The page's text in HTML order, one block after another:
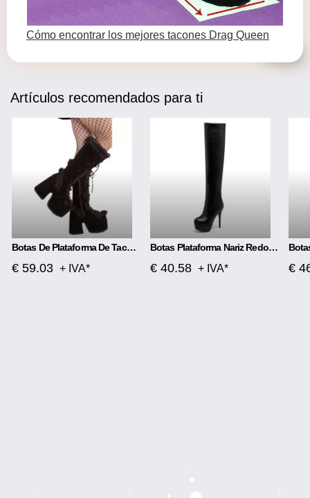
Cómo encontrar los mejores tacones Drag Queen
Artículos recomendados para ti
Botas De Plataforma De Tacón Alto De Moda Para Mujer
€ 59.03 + IVA*
Botas Plataforma Nariz Redonda 13 Cm
€ 40.58 + IVA* €